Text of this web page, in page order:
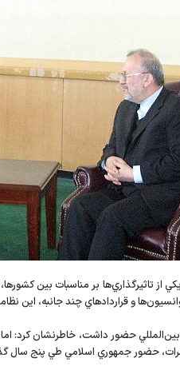
از تاثيرگذاري‌ها بر مناسبات
و قراردادهاي چند جانبه، اين
حضور داشت، خاطرنشان كرد:
حضور جمهوري اسلامي طي پنج سال